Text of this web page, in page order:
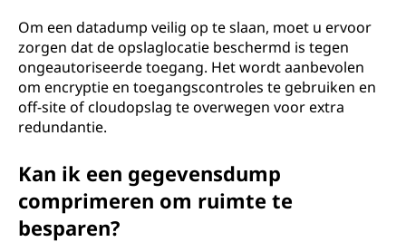
Om een datadump veilig op te slaan, moet u ervoor
zorgen dat de opslaglocatie beschermd is tegen
ongeautoriseerde toegang. Het wordt aanbevolen
om encryptie en toegangscontroles te gebruiken en
off-site of cloudopslag te overwegen voor extra
redundantie.
Kan ik een gegevensdump
comprimeren om ruimte te
besparen?